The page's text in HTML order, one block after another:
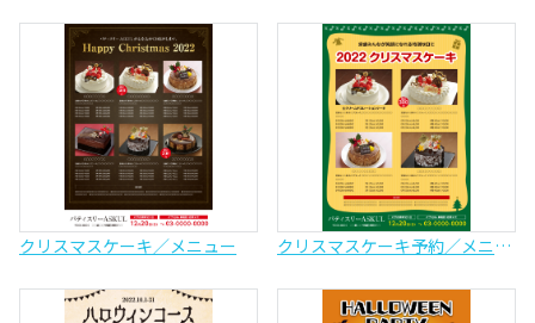
クリスマスケーキ／メニュー クリスマスケーキ予約／メニュー